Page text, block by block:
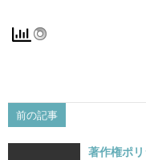
前の記事
著作権ポ